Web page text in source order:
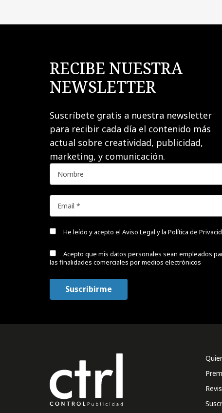
RECIBE NUESTRA
NEWSLETTER
Suscríbete gratis a nuestra newsletter
para recibir cada día el contenido más
actual sobre creatividad, publicidad,
marketing, y comunicación.
He leído y acepto el Aviso Legal y la Política de
Acepto que mis datos personales sean empleados
las finalidades comerciales por medios electrónicos